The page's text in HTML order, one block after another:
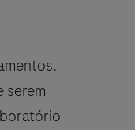
serem